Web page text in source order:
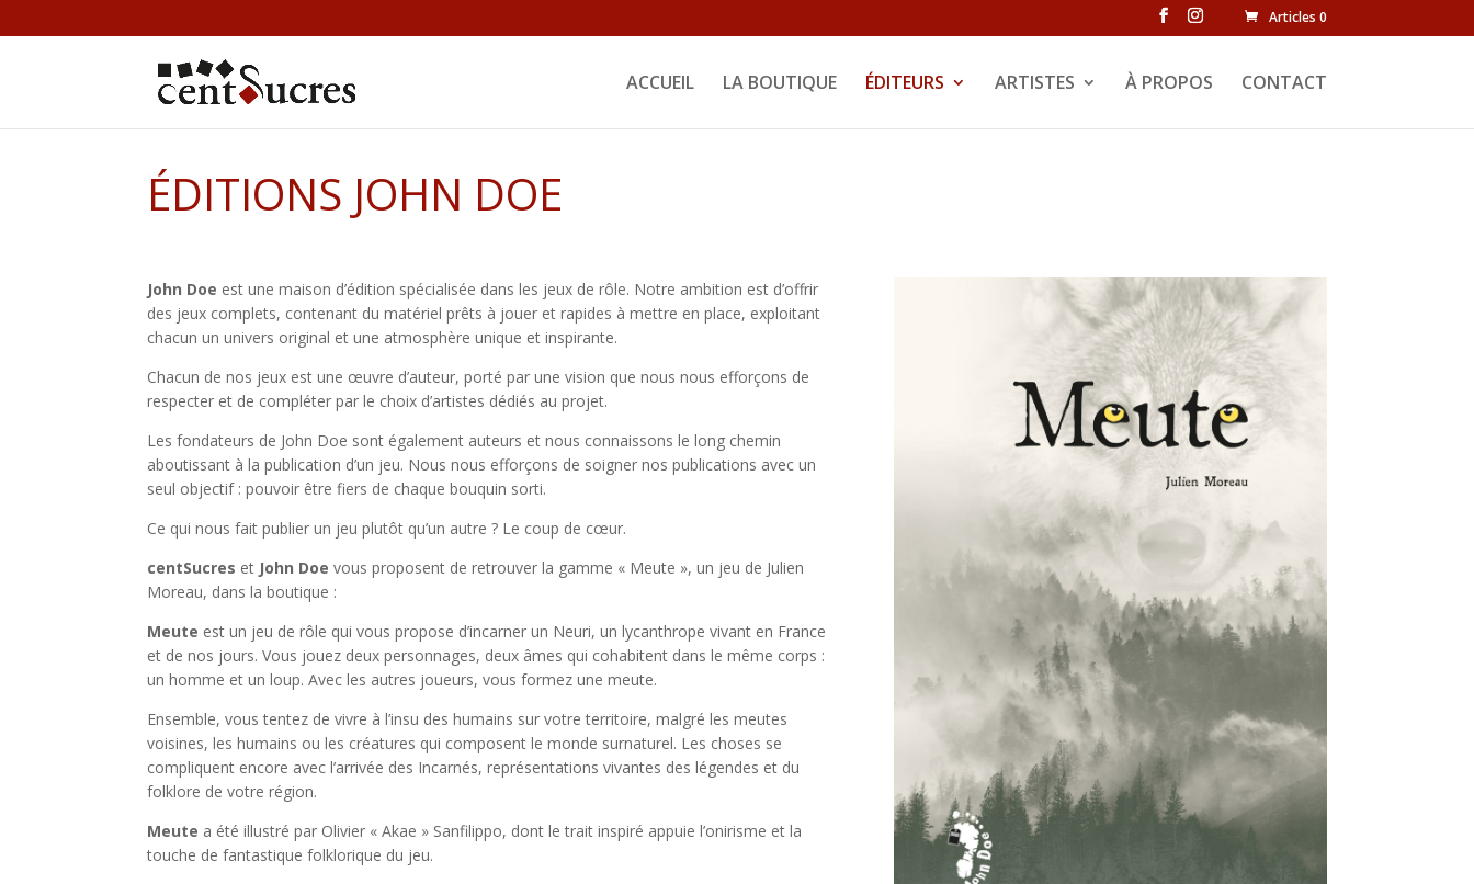
Articles 0
ACCUEIL LA BOUTIQUE ÉDITEURS ARTISTES À PROPOS CONTACT
ÉDITIONS JOHN DOE
John Doe est une maison d’édition spécialisée dans les jeux de rôle. Notre ambition est d’offrir
des jeux complets, contenant du matériel prêts à jouer et rapides à mettre en place, exploitant
chacun un univers original et une atmosphère unique et inspirante.
Chacun de nos jeux est une œuvre d’auteur, porté par une vision que nous nous efforçons de
respecter et de compléter par le choix d’artistes dédiés au projet.
Les fondateurs de John Doe sont également auteurs et nous connaissons le long chemin
aboutissant à la publication d’un jeu. Nous nous efforçons de soigner nos publications avec un
seul objectif : pouvoir être fiers de chaque bouquin sorti.
Ce qui nous fait publier un jeu plutôt qu’un autre ? Le coup de cœur.
centSucres et John Doe vous proposent de retrouver la gamme « Meute », un jeu de Julien
Moreau, dans la boutique :
Meute est un jeu de rôle qui vous propose d’incarner un Neuri, un lycanthrope vivant en France
et de nos jours. Vous jouez deux personnages, deux âmes qui cohabitent dans le même corps :
un homme et un loup. Avec les autres joueurs, vous formez une meute.
Ensemble, vous tentez de vivre à l’insu des humains sur votre territoire, malgré les meutes
voisines, les humains ou les créatures qui composent le monde surnaturel. Les choses se
compliquent encore avec l’arrivée des Incarnés, représentations vivantes des légendes et du
folklore de votre région.
Meute a été illustré par Olivier « Akae » Sanfilippo, dont le trait inspiré appuie l’onirisme et la
touche de fantastique folklorique du jeu.